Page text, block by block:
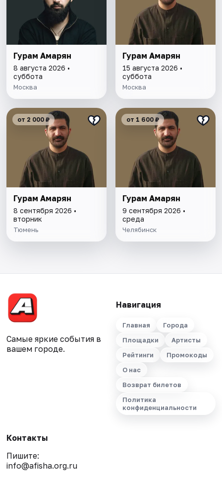
Гурам Амарян
8 августа 2026 •
суббота
Москва
Гурам Амарян
15 августа 2026 •
суббота
Москва
от 2 000 ₽
Гурам Амарян
8 сентября 2026 •
вторник
Тюмень
от 1 600 ₽
Гурам Амарян
9 сентября 2026 •
среда
Челябинск
Самые яркие события в
вашем городе.
Навигация
Главная
Города
Площадки
Артисты
Рейтинги
Промокоды
О нас
Возврат билетов
Политика
конфиденциальности
Контакты
Пишите:
info@afisha.org.ru